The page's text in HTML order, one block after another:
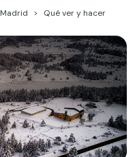
Madrid Qué ver y hacer